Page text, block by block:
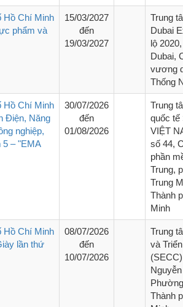
Hồ Chí Minh
phẩm và
15/03/2027
đến
19/03/2027
Trung
Dubai
lộ
Dubai,
vương
Thống
Hồ Chí Minh
Điện, Năng
nghiệp,
5 – "EMA
30/07/2026
đến
01/08/2026
Trung
quốc tế
VIỆT
số 44,
phần
Trung,
Trung
Thành
Minh
Hồ Chí Minh
lần thứ
08/07/2026
đến
10/07/2026
Trung
và
Thành